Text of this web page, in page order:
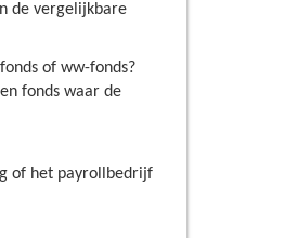
de vergelijkbare
of ww-fonds?
fonds waar de
of het payrollbedrijf